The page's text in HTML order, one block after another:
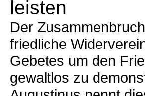
leisten
Der
friedliche
Gebetes um den
gewaltlos zu